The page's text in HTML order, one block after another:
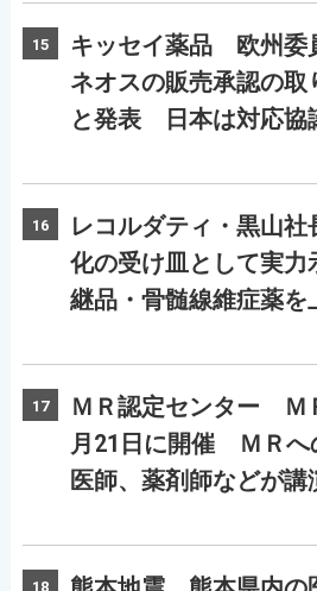
15
キッセイ薬品 欧州委
ネオスの販売承認の取
と発表 日本は対応協
16
レコルダティ・黒山
化の受け皿として実
継品・骨髄線維症薬を
17
ＭＲ認定センター Ｍ
月21日に開催 ＭＲへ
医師、薬剤師などが講
18